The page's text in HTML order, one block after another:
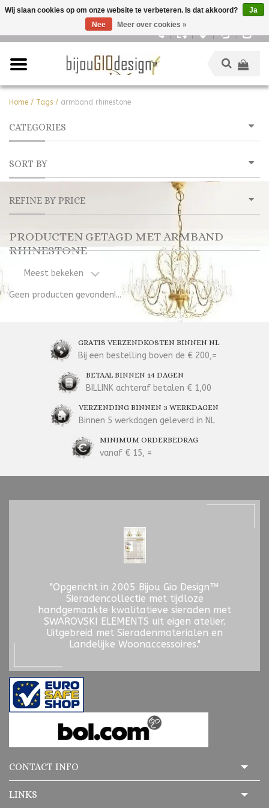
Home / Tags / armband rhinestone
CATEGORIES
SORT BY
REFINE BY PRICE
PRODUCTEN GETAGD MET ARMBAND
RHINESTONE
Meest bekeken
Geen producten gevonden!...
GRATIS VERZENDKOSTEN BINNEN NL
Bij een bestelling boven de € 200,=
BETAAL BINNEN 14 DAGEN
BILLINK achteraf betalen € 1,00
VERZENDING BINNEN 3 WERKDAGEN
Binnen 5 werkdagen geleverd in NL
MINIMUM ORDERBEDRAG
vanaf € 15, =
"Opgericht in 2005 Bijou Gio Design™
Sieradencollectie met tijdloze
handgemaakte kwalitatieve sieraden met
SWAROVSKI ELEMENTS uit eigen atelier.
Uitgebreid met Sieradenmaterialen en
Landelijke Woonaccessoires."
CONTACT INFO
LINKS
Wij slaan cookies op om onze website te verbeteren. Is dat akkoord?
Ja
Nee
Meer over cookies »